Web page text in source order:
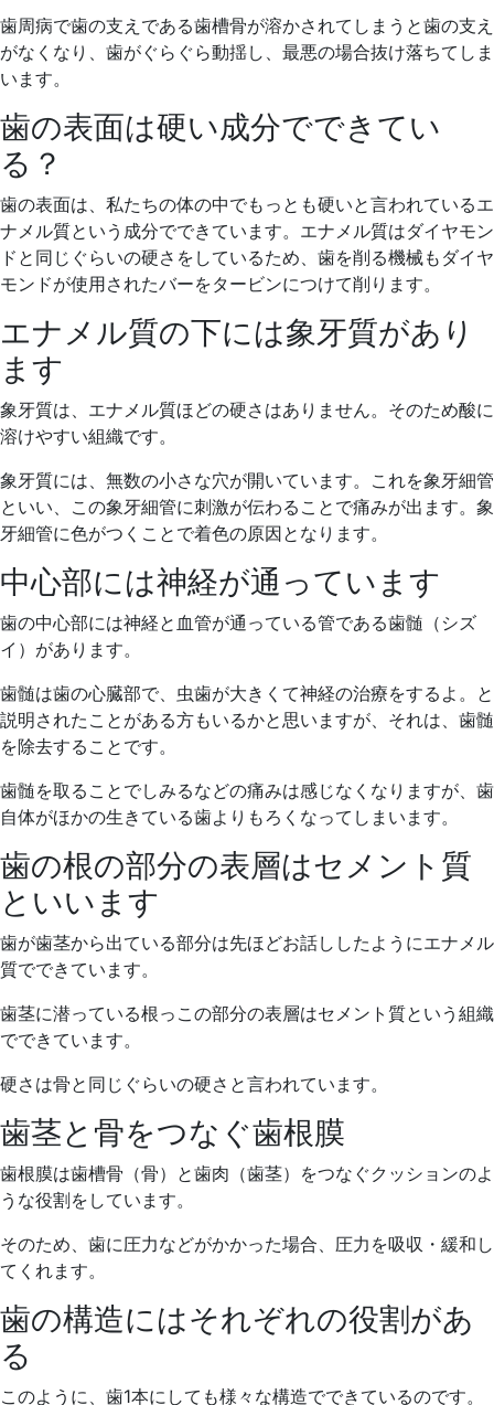
歯周病で歯の支えである歯槽骨が溶かされてしまうと歯の支え
がなくなり、歯がぐらぐら動揺し、最悪の場合抜け落ちてしま
います。
歯の表面は硬い成分でできてい
る？
歯の表面は、私たちの体の中でもっとも硬いと言われているエ
ナメル質という成分でできています。エナメル質はダイヤモン
ドと同じぐらいの硬さをしているため、歯を削る機械もダイヤ
モンドが使用されたバーをタービンにつけて削ります。
エナメル質の下には象牙質があり
ます
象牙質は、エナメル質ほどの硬さはありません。そのため酸に
溶けやすい組織です。
象牙質には、無数の小さな穴が開いています。これを象牙細管
といい、この象牙細管に刺激が伝わることで痛みが出ます。象
牙細管に色がつくことで着色の原因となります。
中心部には神経が通っています
歯の中心部には神経と血管が通っている管である歯髄（シズ
イ）があります。
歯髄は歯の心臓部で、虫歯が大きくて神経の治療をするよ。と
説明されたことがある方もいるかと思いますが、それは、歯髄
を除去することです。
歯髄を取ることでしみるなどの痛みは感じなくなりますが、歯
自体がほかの生きている歯よりもろくなってしまいます。
歯の根の部分の表層はセメント質
といいます
歯が歯茎から出ている部分は先ほどお話ししたようにエナメル
質でできています。
歯茎に潜っている根っこの部分の表層はセメント質という組織
でできています。
硬さは骨と同じぐらいの硬さと言われています。
歯茎と骨をつなぐ歯根膜
歯根膜は歯槽骨（骨）と歯肉（歯茎）をつなぐクッションのよ
うな役割をしています。
そのため、歯に圧力などがかかった場合、圧力を吸収・緩和し
てくれます。
歯の構造にはそれぞれの役割があ
る
このように、歯1本にしても様々な構造でできているのです。